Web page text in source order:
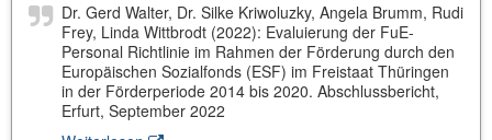
Dr. Gerd Walter, Dr. Silke Kriwoluzky, Angela Brumm, Rudi
Frey, Linda Wittbrodt (2022): Evaluierung der FuE-
Personal Richtlinie im Rahmen der Förderung durch den
Europäischen Sozialfonds (ESF) im Freistaat Thüringen
in der Förderperiode 2014 bis 2020. Abschlussbericht,
Erfurt, September 2022